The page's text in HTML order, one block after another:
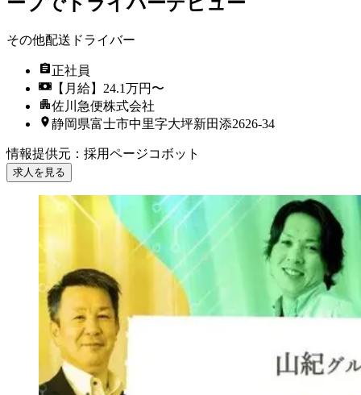
その他配送ドライバー
正社員
【月給】24.1万円〜
佐川急便株式会社
静岡県富士市中里字大坪新田添2626-34
情報提供元 ： 採用ページコボット
求人を見る